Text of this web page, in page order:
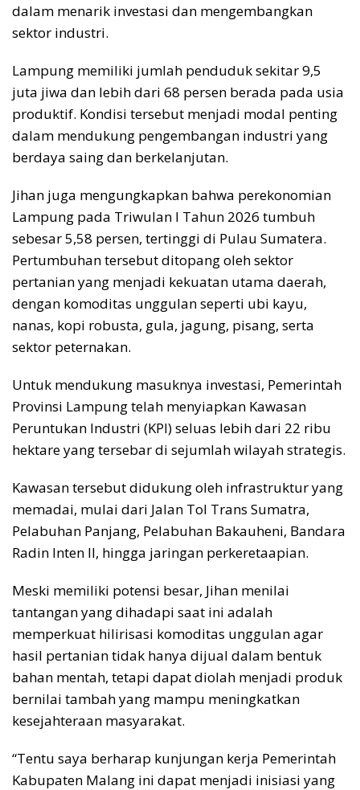
dalam menarik investasi dan mengembangkan
sektor industri.
Lampung memiliki jumlah penduduk sekitar 9,5
juta jiwa dan lebih dari 68 persen berada pada usia
produktif. Kondisi tersebut menjadi modal penting
dalam mendukung pengembangan industri yang
berdaya saing dan berkelanjutan.
Jihan juga mengungkapkan bahwa perekonomian
Lampung pada Triwulan I Tahun 2026 tumbuh
sebesar 5,58 persen, tertinggi di Pulau Sumatera.
Pertumbuhan tersebut ditopang oleh sektor
pertanian yang menjadi kekuatan utama daerah,
dengan komoditas unggulan seperti ubi kayu,
nanas, kopi robusta, gula, jagung, pisang, serta
sektor peternakan.
Untuk mendukung masuknya investasi, Pemerintah
Provinsi Lampung telah menyiapkan Kawasan
Peruntukan Industri (KPI) seluas lebih dari 22 ribu
hektare yang tersebar di sejumlah wilayah strategis.
Kawasan tersebut didukung oleh infrastruktur yang
memadai, mulai dari Jalan Tol Trans Sumatra,
Pelabuhan Panjang, Pelabuhan Bakauheni, Bandara
Radin Inten II, hingga jaringan perkeretaapian.
Meski memiliki potensi besar, Jihan menilai
tantangan yang dihadapi saat ini adalah
memperkuat hilirisasi komoditas unggulan agar
hasil pertanian tidak hanya dijual dalam bentuk
bahan mentah, tetapi dapat diolah menjadi produk
bernilai tambah yang mampu meningkatkan
kesejahteraan masyarakat.
“Tentu saya berharap kunjungan kerja Pemerintah
Kabupaten Malang ini dapat menjadi inisiasi yang